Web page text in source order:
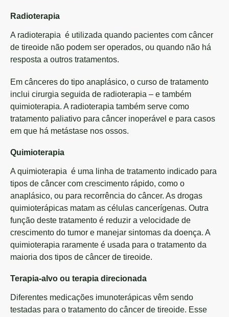
Radioterapia
A radioterapia é utilizada quando pacientes com câncer
de tireoide não podem ser operados, ou quando não há
resposta a outros tratamentos.
Em cânceres do tipo anaplásico, o curso de tratamento
inclui cirurgia seguida de radioterapia – e também
quimioterapia. A radioterapia também serve como
tratamento paliativo para câncer inoperável e para casos
em que há metástase nos ossos.
Quimioterapia
A quimioterapia é uma linha de tratamento indicado para
tipos de câncer com crescimento rápido, como o
anaplásico, ou para recorrência do câncer. As drogas
quimioterápicas matam as células cancerígenas. Outra
função deste tratamento é reduzir a velocidade de
crescimento do tumor e manejar sintomas da doença. A
quimioterapia raramente é usada para o tratamento da
maioria dos tipos de câncer de tireoide.
Terapia-alvo ou terapia direcionada
Diferentes medicações imunoterápicas vêm sendo
testadas para o tratamento do câncer de tireoide. Esse